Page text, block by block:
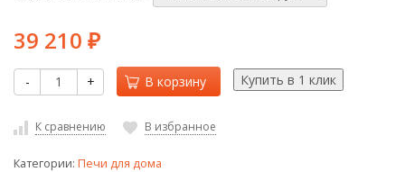
39 210 ₽
- + В корзину
К сравнению В избранное
Категории: Печи для дома